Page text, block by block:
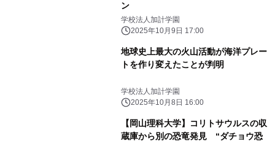
ン
学校法人加計学園
2025年10月9日 17:00
地球史上最大の火山活動が海洋プレー
トを作り変えたことが判明
学校法人加計学園
2025年10月8日 16:00
【岡山理科大学】コリトサウルスの収
蔵庫から別の恐竜発見 “ダチョウ恐